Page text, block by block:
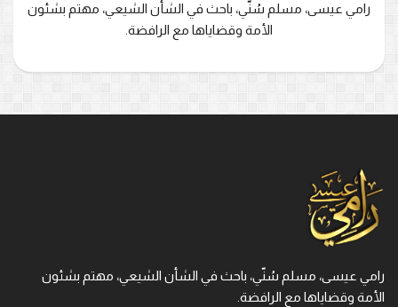
رامي عيسى، مسلم سُنّي، باحث في الشأن الشيعي، مهتم بشئون
الأمة وقضاياها مع الرافضة.
رامي عيسى، مسلم سُنّي، باحث في الشأن الشيعي، مهتم بشئون
الأمة وقضاياها مع الرافضة.